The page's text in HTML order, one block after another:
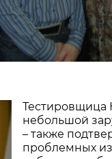
Тестировщица
небольшой
– также
проблемных